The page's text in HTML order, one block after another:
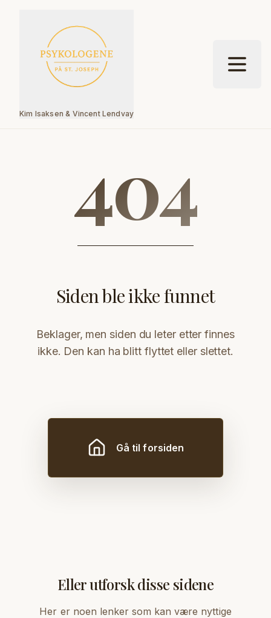
Kim Isaksen & Vincent Lendvay
404
Siden ble ikke funnet
Beklager, men siden du leter etter finnes
ikke. Den kan ha blitt flyttet eller slettet.
Gå til forsiden
Eller utforsk disse sidene
Her er noen lenker som kan være nyttige